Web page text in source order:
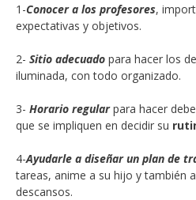
1-Conocer a los profesores,
expectativas y objetivos.
2- Sitio adecuado para hacer los
iluminada, con todo organizado.
3- Horario regularpara hacer
que se impliquen en decidir su
4-Ayudarle a diseñar un plan de
tareas, anime a su hijo y también
descansos.